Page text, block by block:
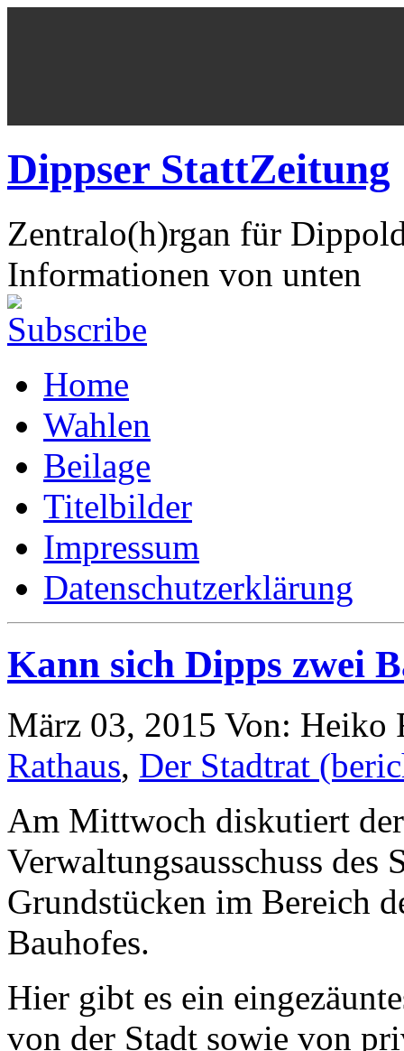
Dippser StattZeitung
Zentralo(h)rgan für
Informationen von unten
Home
Wahlen
Beilage
Titelbilder
Impressum
Datenschutzerklärung
Kann sich Dipps zwei
März 03, 2015 Von: Heiko
Rathaus, Der Stadtrat
Am Mittwoch diskutiert
Verwaltungsausschuss
Grundstücken im Bereich
Bauhofes.
Hier gibt es ein
von der Stadt sowie von